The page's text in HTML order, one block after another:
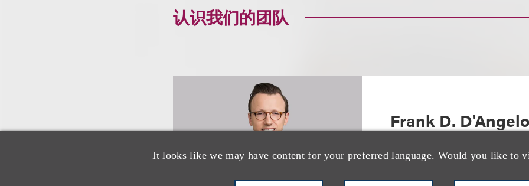
It looks like we may have content for your preferred language. Would you like to
认识我们的团队
Frank D.
合伙人